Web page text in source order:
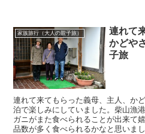
家族旅行（大人の親子旅）
連れて
かどや
子旅
連れて来てもらった義母、主人、か
泊で楽しみにしていました。柴山漁
ガニがまた食べられることが出来て
品数が多く食べられるかなと思いまし